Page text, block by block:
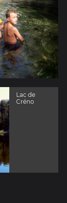
Lac de
Créno